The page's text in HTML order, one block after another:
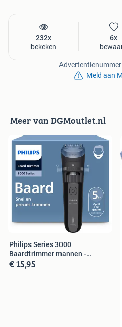
232x
bekeken
6x
Meld aan
Meer van DGMoutlet.nl
Philips Series 3000
Baardtrimmer mannen -
BT3620/15
€ 15,95